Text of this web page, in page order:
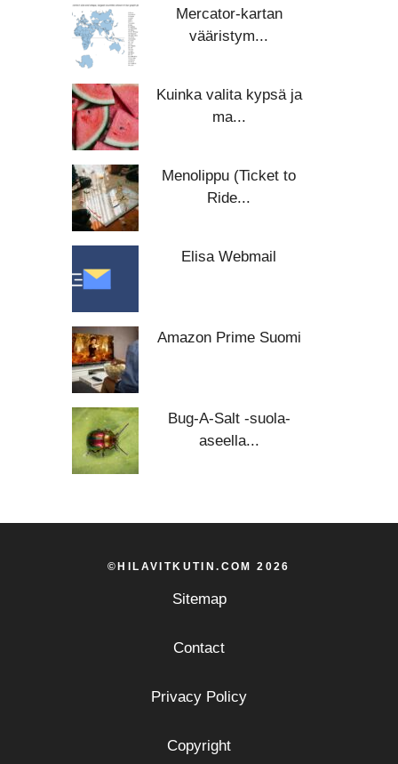
Mercator-kartan
vääristym...
Kuinka valita kypsä ja
ma...
Menolippu (Ticket to
Ride...
Elisa Webmail
Amazon Prime Suomi
Bug-A-Salt -suola-
aseella...
©HILAVITKUTIN.COM 2026
Sitemap
Contact
Privacy Policy
Copyright